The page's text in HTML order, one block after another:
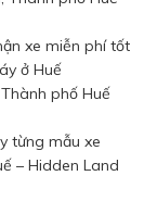
xe miễn phí tốt
ở Huế
phố Huế
từng mẫu xe
– Hidden Land